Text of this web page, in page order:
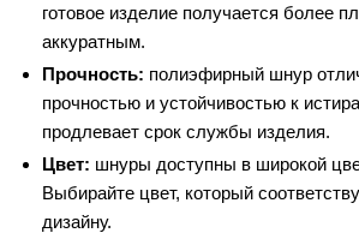
готовое изделие получается более
аккуратным.
Прочность: полиэфирный шнур
прочностью и устойчивостью к
продлевает срок службы изделия.
Цвет: шнуры доступны в широкой
Выбирайте цвет, который
дизайну.